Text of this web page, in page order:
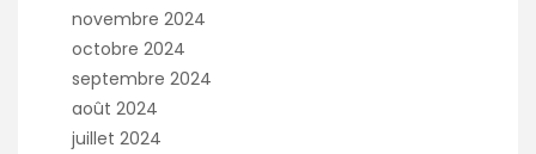
novembre 2024
octobre 2024
septembre 2024
août 2024
juillet 2024